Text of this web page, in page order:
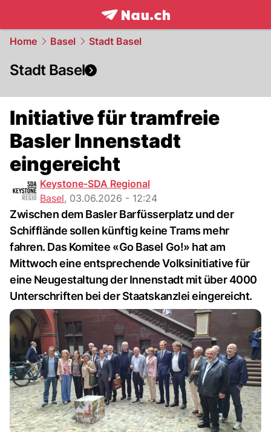
frontpage.NAU.ch
Home Basel Stadt Basel
Stadt Basel
Initiative für tramfreie
Basler Innenstadt
eingereicht
Keystone-SDA Regional
Basel, 03.06.2026 - 12:24
Zwischen dem Basler Barfüsserplatz und der
Schifflände sollen künftig keine Trams mehr
fahren. Das Komitee «Go Basel Go!» hat am
Mittwoch eine entsprechende Volksinitiative für
eine Neugestaltung der Innenstadt mit über 4000
Unterschriften bei der Staatskanzlei eingereicht.